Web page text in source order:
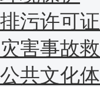
排污许可
灾害事故
公共文化